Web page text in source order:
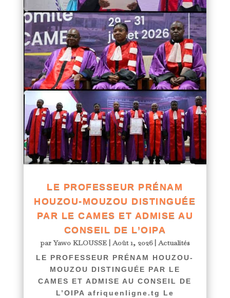
LE PROFESSEUR PRÉNAM
HOUZOU-MOUZOU DISTINGUÉE
PAR LE CAMES ET ADMISE AU
CONSEIL DE L’OIPA
parYawo KLOUSSE|Août 1, 2026|Actualités
LE PROFESSEUR PRÉNAM HOUZOU-
MOUZOU DISTINGUÉE PAR LE
CAMES ET ADMISE AU CONSEIL DE
L’OIPA afriquenligne.tg Le